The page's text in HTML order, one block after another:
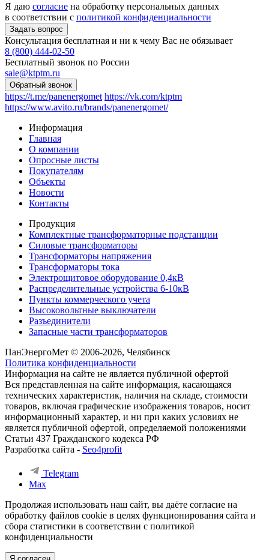
Я даю согласие на обработку персональных данных
в соответствии с политикой конфиденциальности
Консультация бесплатная и ни к чему Вас не обязывает
8 (800) 444-02-50
Бесплатный звонок по России
sale@ktptm.ru
https://t.me/panenergomet https://vk.com/ktptm
https://www.avito.ru/brands/panenergomet/
Информация
Главная
О компании
Опросные листы
Покупателям
Объекты
Новости
Контакты
Продукция
Комплектные трансформаторные подстанции
Силовые трансформаторы
Трансформаторы напряжения
Трансформаторы тока
Электрощитовое оборудование 0,4кВ
Распределительные устройства 6-10кВ
Пункты коммерческого учета
Высоковольтные выключатели
Разъединители
Запасные части трансформаторов
ПанЭнергоМет © 2006-2026, Челябинск
Политика конфиденциальности
Информация на сайте не является публичной офертой
Вся представленная на сайте информация, касающаяся
технических характеристик, наличия на складе, стоимости
товаров, включая графические изображения товаров, носит
информационный характер, и ни при каких условиях не
является публичной офертой, определяемой положениями
Статьи 437 Гражданского кодекса РФ
Разработка сайта - Seo4profit
Telegram
Max
Продолжая использовать наш сайт, вы даёте согласие на
обработку файлов cookie в целях функционирования сайта и
сбора статистики в соответствии с политикой
конфиденциальности